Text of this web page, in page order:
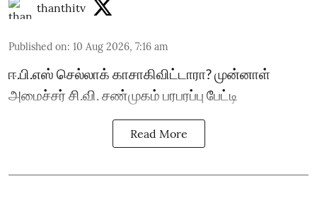
thanthitv
Published on: 10 Aug 2026, 7:16 am
ஈ.பி.எஸ் செல்லாக் காசாகிவிட்டாரா? முன்னாள்
அமைச்சர் சி.வி. சண்முகம் பரபரப்பு பேட்டி
Read More